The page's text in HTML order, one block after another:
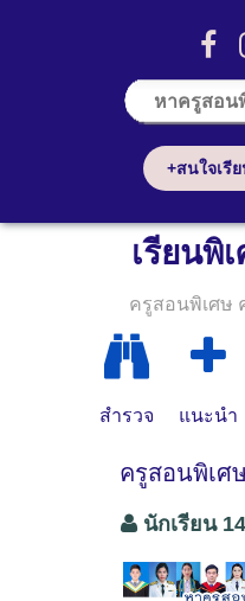
+สนใจเรี
เรียนพิ
ครูสอนพิเศษ
สำรวจ แนะนำ
ครูสอนพิเ
นักเรียน